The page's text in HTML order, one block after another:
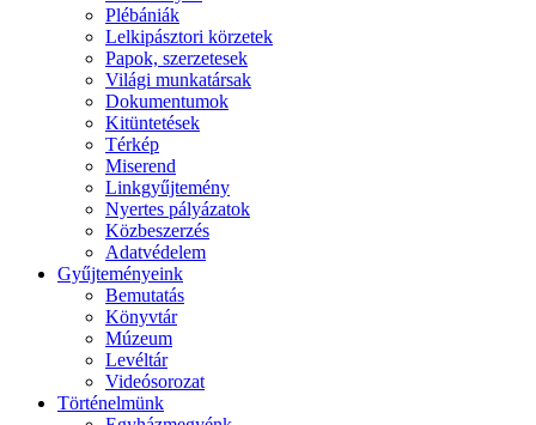
Plébániák
Lelkipásztori körzetek
Papok, szerzetesek
Világi munkatársak
Dokumentumok
Kitüntetések
Térkép
Miserend
Linkgyűjtemény
Nyertes pályázatok
Közbeszerzés
Adatvédelem
Gyűjteményeink
Bemutatás
Könyvtár
Múzeum
Levéltár
Videósorozat
Történelmünk